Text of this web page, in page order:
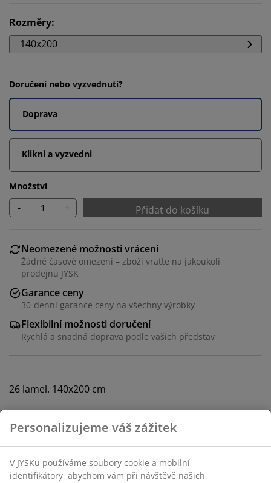
Rozměry:
140x200
Doručení nebo vyzvednutí?
Doprava
Klikni a vyzvedni
Množství
- + Přidat do košíku
Neomezené možnosti vrácení
Žádné časové omezení – zboží vraťte na jakoukoli
prodejnu JYSK
Garance ceny
30-denní garance ceny na všechny výrobky
Flexibilní možnosti doručení
Rychlá a snadná doprava podle vašich představ
26 lamel. 140x200 cm
Skladová položka: 3529757
Personalizujeme váš zážitek
V JYSKu používáme soubory cookie a mobilní
identifikátory, abychom vám při návštěvě našich